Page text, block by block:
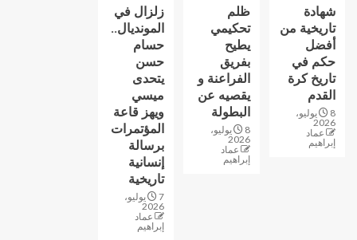
شهادة
تاريخية من
أفضل
حكم في
تاريخ كرة
القدم
8 يوليو،
2026
عماد
إبراهيم
ظلم
تحكيمي
يطيح
بفريق
الفراعنة و
يقصيه عن
البطولة
8 يوليو،
2026
عماد
إبراهيم
زلزال في
المونديال..
حسام
حسن
يتحدى
ميسي
ويهز قاعة
المؤتمرات
برسالة
إنسانية
تاريخية
7 يوليو،
2026
عماد
إبراهيم